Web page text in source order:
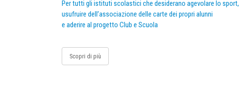
Per tutti gli istituti scolastici che desiderano agevolare lo sport,
usufruire dell’associazione delle carte dei propri alunni
e aderire al progetto Club e Scuola
Scopri di più